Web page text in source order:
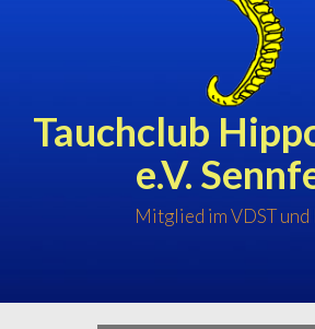
Tauchclub
e.V.
Mitglied im VDST und